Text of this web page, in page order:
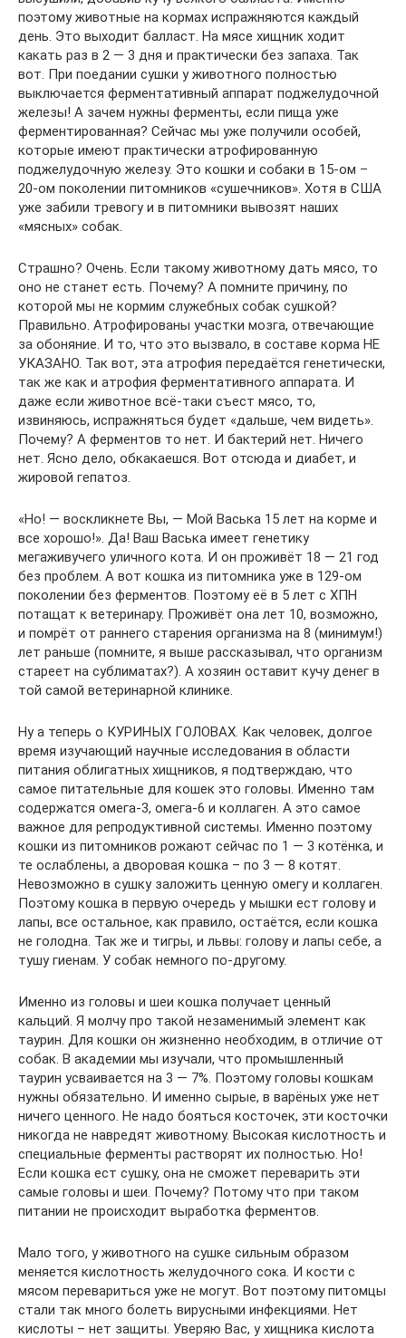
поэтому животные на кормах испражняются каждый
день. Это выходит балласт. На мясе хищник ходит
какать раз в 2 — 3 дня и практически без запаха. Так
вот. При поедании сушки у животного полностью
выключается ферментативный аппарат поджелудочной
железы! А зачем нужны ферменты, если пища уже
ферментированная? Сейчас мы уже получили особей,
которые имеют практически атрофированную
поджелудочную железу. Это кошки и собаки в 15-ом –
20-ом поколении питомников «сушечников». Хотя в США
уже забили тревогу и в питомники вывозят наших
«мясных» собак.
Страшно? Очень. Если такому животному дать мясо, то
оно не станет есть. Почему? А помните причину, по
которой мы не кормим служебных собак сушкой?
Правильно. Атрофированы участки мозга, отвечающие
за обоняние. И то, что это вызвало, в составе корма НЕ
УКАЗАНО. Так вот, эта атрофия передаётся генетически,
так же как и атрофия ферментативного аппарата. И
даже если животное всё-таки съест мясо, то,
извиняюсь, испражняться будет «дальше, чем видеть».
Почему? А ферментов то нет. И бактерий нет. Ничего
нет. Ясно дело, обкакаешся. Вот отсюда и диабет, и
жировой гепатоз.
«Но! — воскликнете Вы, — Мой Васька 15 лет на корме и
все хорошо!». Да! Ваш Васька имеет генетику
мегаживучего уличного кота. И он проживёт 18 — 21 год
без проблем. А вот кошка из питомника уже в 129-ом
поколении без ферментов. Поэтому её в 5 лет с ХПН
потащат к ветеринару. Проживёт она лет 10, возможно,
и помрёт от раннего старения организма на 8 (минимум!)
лет раньше (помните, я выше рассказывал, что организм
стареет на сублиматах?). А хозяин оставит кучу денег в
той самой ветеринарной клинике.
Ну а теперь о КУРИНЫХ ГОЛОВАХ. Как человек, долгое
время изучающий научные исследования в области
питания облигатных хищников, я подтверждаю, что
самое питательные для кошек это головы. Именно там
содержатся омега-3, омега-6 и коллаген. А это самое
важное для репродуктивной системы. Именно поэтому
кошки из питомников рожают сейчас по 1 — 3 котёнка, и
те ослаблены, а дворовая кошка – по 3 — 8 котят.
Невозможно в сушку заложить ценную омегу и коллаген.
Поэтому кошка в первую очередь у мышки ест голову и
лапы, все остальное, как правило, остаётся, если кошка
не голодна. Так же и тигры, и львы: голову и лапы себе, а
тушу гиенам. У собак немного по-другому.
Именно из головы и шеи кошка получает ценный
кальций. Я молчу про такой незаменимый элемент как
таурин. Для кошки он жизненно необходим, в отличие от
собак. В академии мы изучали, что промышленный
таурин усваивается на 3 — 7%. Поэтому головы кошкам
нужны обязательно. И именно сырые, в варёных уже нет
ничего ценного. Не надо бояться косточек, эти косточки
никогда не навредят животному. Высокая кислотность и
специальные ферменты растворят их полностью. Но!
Если кошка ест сушку, она не сможет переварить эти
самые головы и шеи. Почему? Потому что при таком
питании не происходит выработка ферментов.
Мало того, у животного на сушке сильным образом
меняется кислотность желудочного сока. И кости с
мясом перевариться уже не могут. Вот поэтому питомцы
стали так много болеть вирусными инфекциями. Нет
кислоты – нет защиты. Уверяю Вас, у хищника кислота